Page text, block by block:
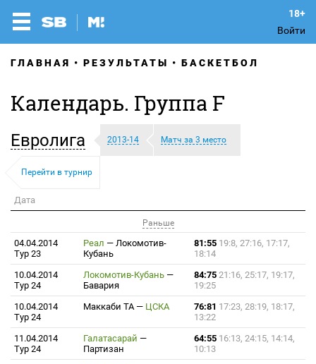
Войти
ГЛАВНАЯ РЕЗУЛЬТАТЫ БАСКЕТБОЛ
Календарь. Группа F
Евролига 2013-14 Матч за 3 место
Перейти в турнир
Дата
Раньше
04.04.2014
Тур 23
Реал — Локомотив-
Кубань
81:55 19:8, 27:16, 17:17,
18:14
10.04.2014
Тур 24
Локомотив-Кубань —
Бавария
84:75 21:16, 25:17, 19:17,
19:25
10.04.2014
Тур 24
Маккаби ТА— ЦСКА 76:81 17:23, 28:19, 18:17,
13:22
11.04.2014
Тур 24
Галатасарай —
Партизан
64:55 16:13, 24:15, 14:14,
10:13